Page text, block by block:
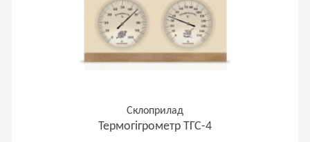
Склоприлад
Термогігрометр ТГС-4